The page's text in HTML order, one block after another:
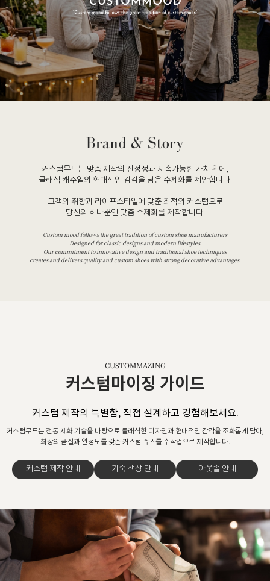
커스텀무드는 맞춤 제작의 진정성과 지속가능한 가치 위에,
클래식 캐주얼의 현대적인 감각을 담은 수제화를 제안합니다.
고객의 취향과 라이프스타일에 맞춘 최적의 커스텀으로
당신의 하나뿐인 맞춤 수제화를 제작합니다.
Custom mood follows the great tradition of custom shoe manufacturers
Designed for classic designs and modern lifestyles.
Our commitment to innovative design and traditional shoe techniques
creates and delivers quality and custom shoes with strong decorative advantages.
CUSTOMMAZING
커스텀마이징 가이드
커스텀 제작의 특별함, 직접 설계하고 경험해보세요.
커스텀무드는 전통 제화 기술을 바탕으로 클래식한 디자인과 현대적인 감각을 조화롭게 담아,
최상의 품질과 완성도를 갖춘 커스텀 슈즈를 수작업으로 제작합니다.
커스텀 제작 안내 가죽 색상 안내 아웃솔 안내